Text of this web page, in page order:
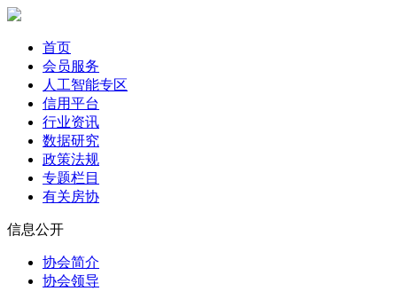
首页
会员服务
人工智能专区
信用平台
行业资讯
数据研究
政策法规
专题栏目
有关房协
信息公开
协会简介
协会领导